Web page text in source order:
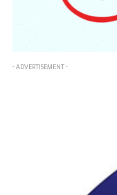
- ADVERTISEMENT -